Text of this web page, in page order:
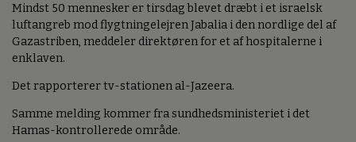
Mindst 50 mennesker er tirsdag blevet dræbt i et israelsk
luftangreb mod flygtningelejren Jabalia i den nordlige del af
Gazastriben, meddeler direktøren for et af hospitalerne i
enklaven.
Det rapporterer tv-stationen al-Jazeera.
Samme melding kommer fra sundhedsministeriet i det
Hamas-kontrollerede område.